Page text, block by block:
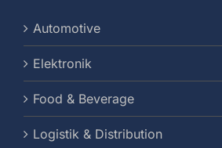
Automotive
Elektronik
Food & Beverage
Logistik & Distribution